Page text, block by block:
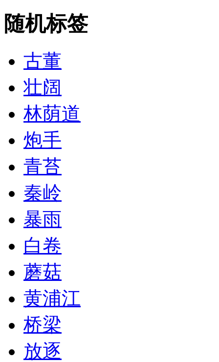
随机标签
古董
壮阔
林荫道
炮手
青苔
秦岭
暴雨
白卷
蘑菇
黄浦江
桥梁
放逐